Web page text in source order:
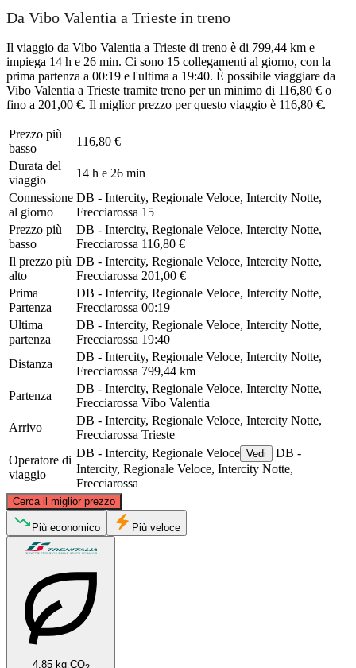
Da Vibo Valentia a Trieste in treno
Il viaggio da Vibo Valentia a Trieste di treno è di 799,44 km e
impiega 14 h e 26 min. Ci sono 15 collegamenti al giorno, con la
prima partenza a 00:19 e l'ultima a 19:40. È possibile viaggiare da
Vibo Valentia a Trieste tramite treno per un minimo di 116,80 € o
fino a 201,00 €. Il miglior prezzo per questo viaggio è 116,80 €.
Prezzo più
basso
116,80 €
Durata del
viaggio
14 h e 26 min
Connessione
al giorno
DB - Intercity, Regionale Veloce, Intercity Notte,
Frecciarossa 15
Prezzo più
basso
DB - Intercity, Regionale Veloce, Intercity Notte,
Frecciarossa 116,80 €
Il prezzo più
alto
DB - Intercity, Regionale Veloce, Intercity Notte,
Frecciarossa 201,00 €
Prima
Partenza
DB - Intercity, Regionale Veloce, Intercity Notte,
Frecciarossa 00:19
Ultima
partenza
DB - Intercity, Regionale Veloce, Intercity Notte,
Frecciarossa 19:40
Distanza
DB - Intercity, Regionale Veloce, Intercity Notte,
Frecciarossa 799,44 km
Partenza
DB - Intercity, Regionale Veloce, Intercity Notte,
Frecciarossa Vibo Valentia
Arrivo
DB - Intercity, Regionale Veloce, Intercity Notte,
Frecciarossa Trieste
Operatore di
viaggio
DB - Intercity, Regionale Veloce Vedi
DB -
Intercity, Regionale Veloce, Intercity Notte,
Frecciarossa
Cerca il miglior prezzo
Trieste
Più economico Più veloce
4.85 kg CO